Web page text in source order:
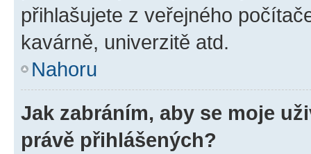
přihlašujete z veřejného
kavárně, univerzitě atd.
Nahoru
Jak zabráním, aby se moje
právě přihlášených?